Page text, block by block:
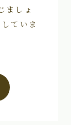
ましょ
ていま